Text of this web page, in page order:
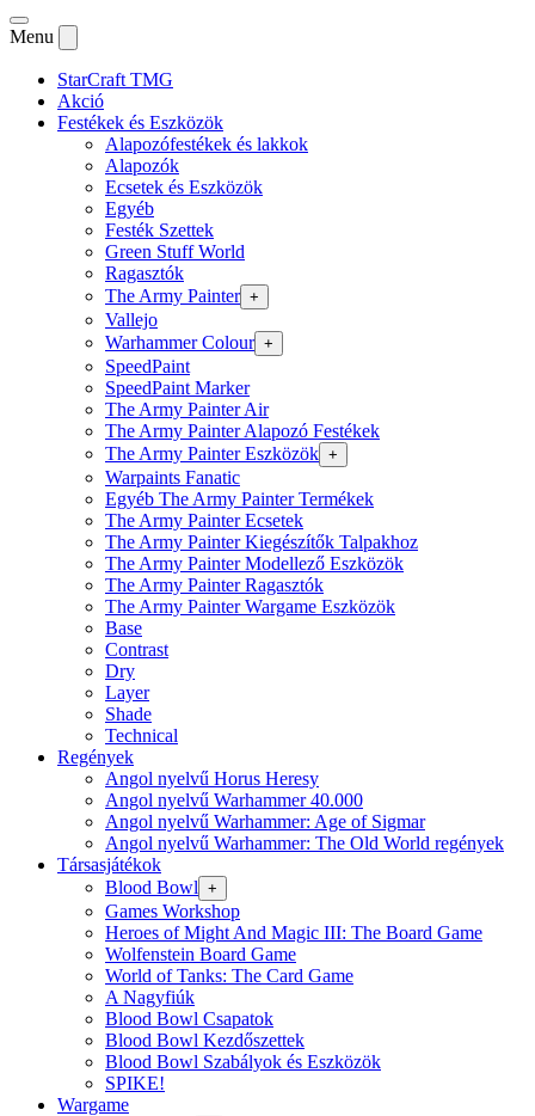
Menu
StarCraft TMG
Akció
Festékek és Eszközök
Alapozófestékek és lakkok
Alapozók
Ecsetek és Eszközök
Egyéb
Festék Szettek
Green Stuff World
Ragasztók
The Army Painter +
Vallejo
Warhammer Colour +
SpeedPaint
SpeedPaint Marker
The Army Painter Air
The Army Painter Alapozó Festékek
The Army Painter Eszközök +
Warpaints Fanatic
Egyéb The Army Painter Termékek
The Army Painter Ecsetek
The Army Painter Kiegészítők Talpakhoz
The Army Painter Modellező Eszközök
The Army Painter Ragasztók
The Army Painter Wargame Eszközök
Base
Contrast
Dry
Layer
Shade
Technical
Regények
Angol nyelvű Horus Heresy
Angol nyelvű Warhammer 40.000
Angol nyelvű Warhammer: Age of Sigmar
Angol nyelvű Warhammer: The Old World regények
Társasjátékok
Blood Bowl +
Games Workshop
Heroes of Might And Magic III: The Board Game
Wolfenstein Board Game
World of Tanks: The Card Game
A Nagyfiúk
Blood Bowl Csapatok
Blood Bowl Kezdőszettek
Blood Bowl Szabályok és Eszközök
SPIKE!
Wargame